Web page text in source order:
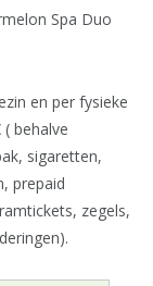
Spa Duo
en per fysieke
behalve
sigaretten,
prepaid
zegels,